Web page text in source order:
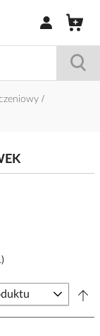
Zaloguj się /